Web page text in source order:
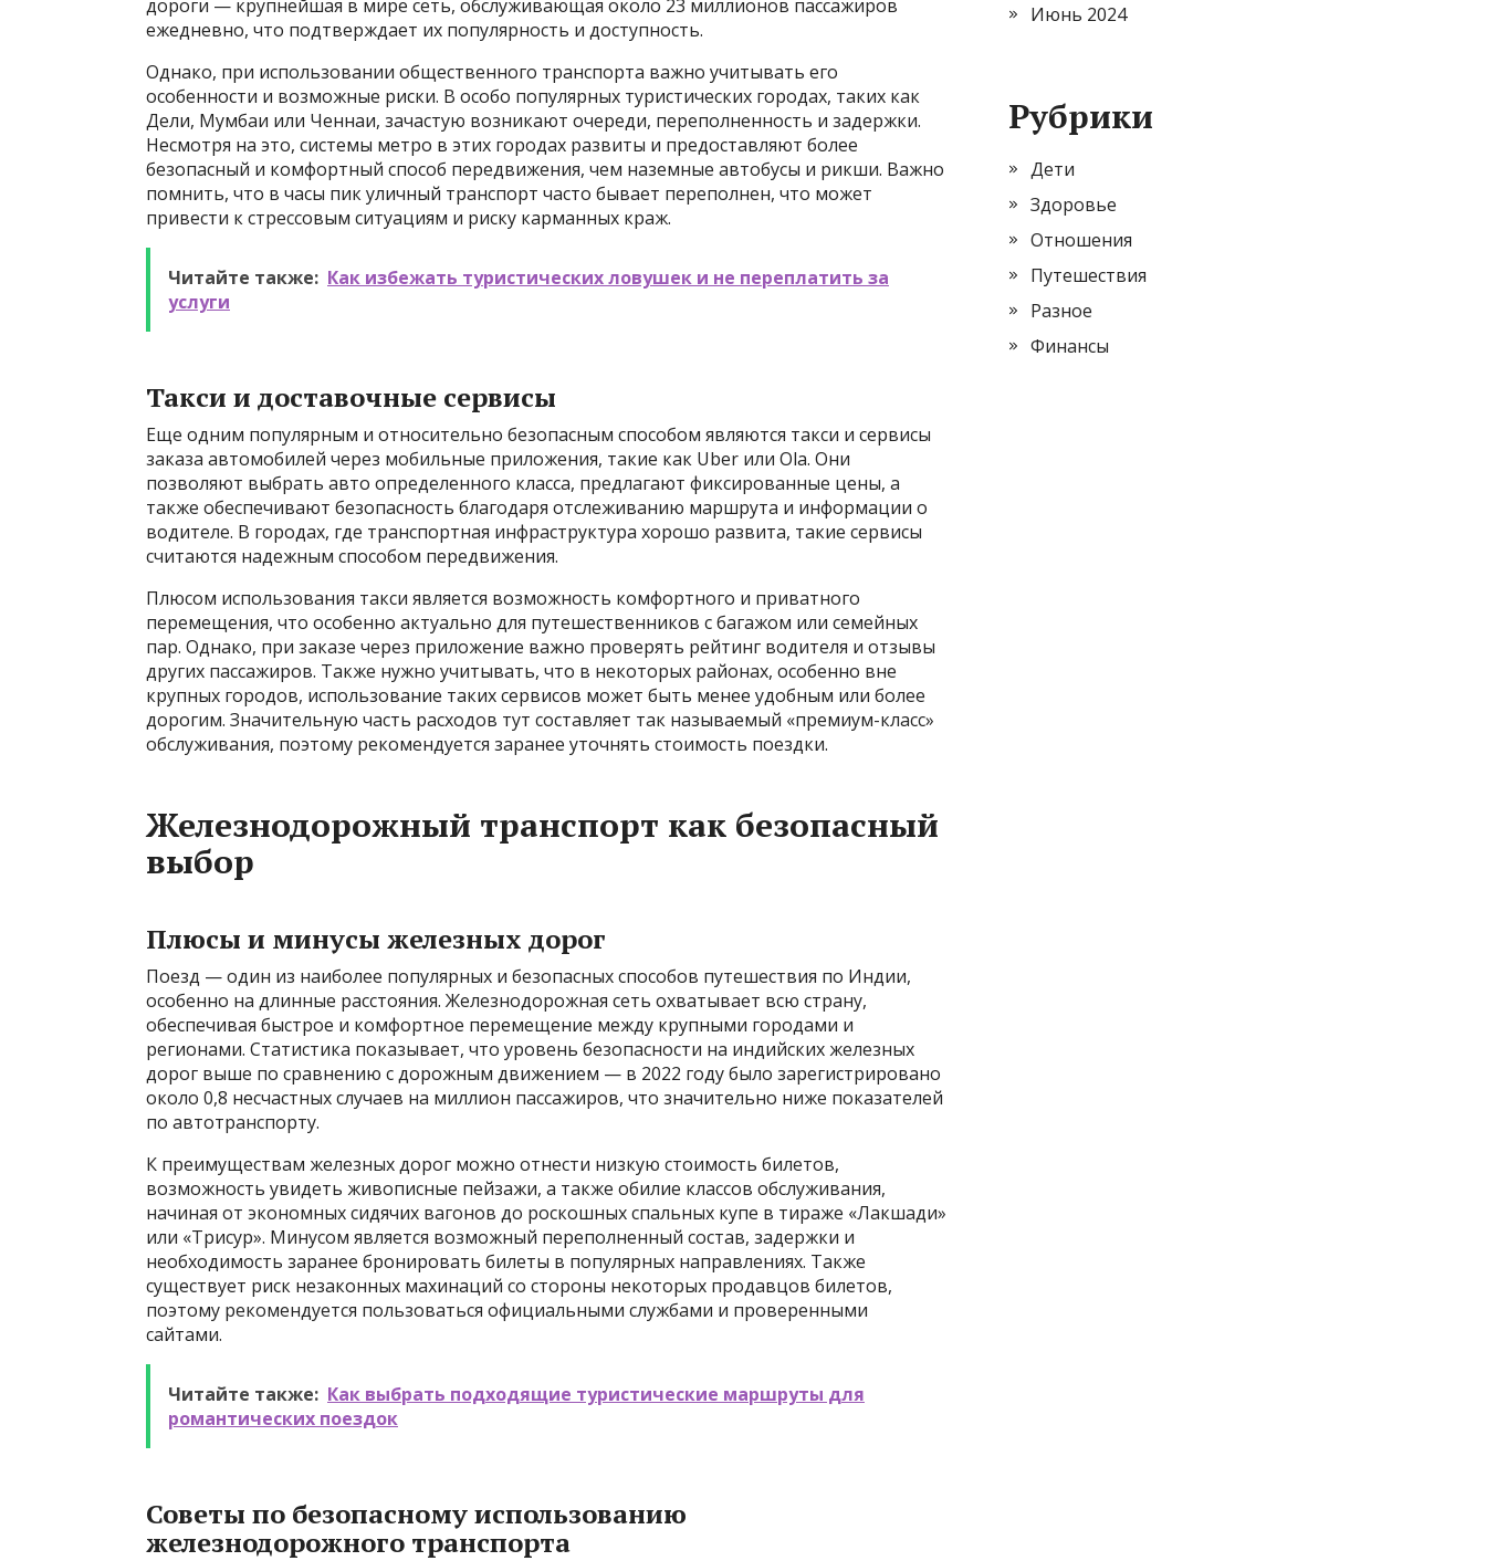
дороги — крупнейшая в мире сеть, обслуживающая около 23 миллионов пассажиров
ежедневно, что подтверждает их популярность и доступность.
Однако, при использовании общественного транспорта важно учитывать его
особенности и возможные риски. В особо популярных туристических городах, таких как
Дели, Мумбаи или Ченнаи, зачастую возникают очереди, переполненность и задержки.
Несмотря на это, системы метро в этих городах развиты и предоставляют более
безопасный и комфортный способ передвижения, чем наземные автобусы и рикши. Важно
помнить, что в часы пик уличный транспорт часто бывает переполнен, что может
привести к стрессовым ситуациям и риску карманных краж.
Читайте также: Как избежать туристических ловушек и не переплатить за
услуги
Такси и доставочные сервисы
Еще одним популярным и относительно безопасным способом являются такси и сервисы
заказа автомобилей через мобильные приложения, такие как Uber или Ola. Они
позволяют выбрать авто определенного класса, предлагают фиксированные цены, а
также обеспечивают безопасность благодаря отслеживанию маршрута и информации о
водителе. В городах, где транспортная инфраструктура хорошо развита, такие сервисы
считаются надежным способом передвижения.
Плюсом использования такси является возможность комфортного и приватного
перемещения, что особенно актуально для путешественников с багажом или семейных
пар. Однако, при заказе через приложение важно проверять рейтинг водителя и отзывы
других пассажиров. Также нужно учитывать, что в некоторых районах, особенно вне
крупных городов, использование таких сервисов может быть менее удобным или более
дорогим. Значительную часть расходов тут составляет так называемый «премиум-класс»
обслуживания, поэтому рекомендуется заранее уточнять стоимость поездки.
Железнодорожный транспорт как безопасный
выбор
Плюсы и минусы железных дорог
Поезд — один из наиболее популярных и безопасных способов путешествия по Индии,
особенно на длинные расстояния. Железнодорожная сеть охватывает всю страну,
обеспечивая быстрое и комфортное перемещение между крупными городами и
регионами. Статистика показывает, что уровень безопасности на индийских железных
дорог выше по сравнению с дорожным движением — в 2022 году было зарегистрировано
около 0,8 несчастных случаев на миллион пассажиров, что значительно ниже показателей
по автотранспорту.
К преимуществам железных дорог можно отнести низкую стоимость билетов,
возможность увидеть живописные пейзажи, а также обилие классов обслуживания,
начиная от экономных сидячих вагонов до роскошных спальных купе в тираже «Лакшади»
или «Трисур». Минусом является возможный переполненный состав, задержки и
необходимость заранее бронировать билеты в популярных направлениях. Также
существует риск незаконных махинаций со стороны некоторых продавцов билетов,
поэтому рекомендуется пользоваться официальными службами и проверенными
сайтами.
Читайте также: Как выбрать подходящие туристические маршруты для
романтических поездок
Советы по безопасному использованию
железнодорожного транспорта
Июнь 2024
Рубрики
Дети
Здоровье
Отношения
Путешествия
Разное
Финансы